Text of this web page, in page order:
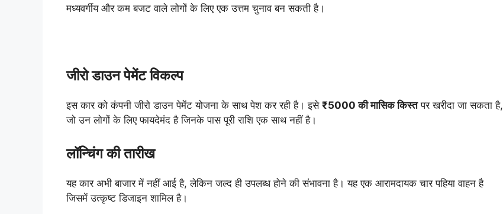
मध्यवर्गीय और कम बजट वाले लोगों के लिए एक उत्तम चुनाव बन सकती है।
जीरो डाउन पेमेंट विकल्प
इस कार को कंपनी जीरो डाउन पेमेंट योजना के साथ पेश कर रही है। इसे ₹5000 की मासिक किस्तपर खरीदा जा सकता है,
जो उन लोगों के लिए फायदेमंद है जिनके पास पूरी राशि एक साथ नहीं है।
लॉन्चिंग की तारीख
यह कार अभी बाजार में नहीं आई है, लेकिन जल्द ही उपलब्ध होने की संभावना है। यह एक आरामदायक चार पहिया वाहन है
जिसमें उत्कृष्ट डिजाइन शामिल है।